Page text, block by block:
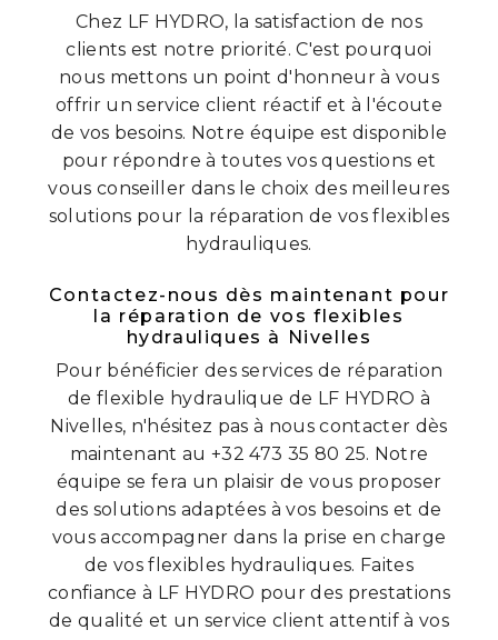
Chez LF HYDRO, la satisfaction de nos
clients est notre priorité. C'est pourquoi
nous mettons un point d'honneur à vous
offrir un service client réactif et à l'écoute
de vos besoins. Notre équipe est disponible
pour répondre à toutes vos questions et
vous conseiller dans le choix des meilleures
solutions pour la réparation de vos flexibles
hydrauliques.
Contactez-nous dès maintenant pour
la réparation de vos flexibles
hydrauliques à Nivelles
Pour bénéficier des services de réparation
de flexible hydraulique de LF HYDRO à
Nivelles, n'hésitez pas à nous contacter dès
maintenant au +32 473 35 80 25. Notre
équipe se fera un plaisir de vous proposer
des solutions adaptées à vos besoins et de
vous accompagner dans la prise en charge
de vos flexibles hydrauliques. Faites
confiance à LF HYDRO pour des prestations
de qualité et un service client attentif à vos